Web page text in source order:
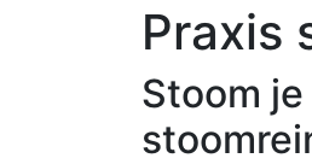
Praxis
Stoom